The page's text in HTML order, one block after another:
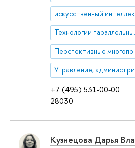
+7 (495) 531-00-00
28030
искусственный
Кузнецова Дарья